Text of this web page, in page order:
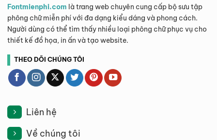
Fontmienphi.com là trang web chuyên cung cấp bộ sưu tập
phông chữ miễn phí với đa dạng kiểu dáng và phong cách.
Người dùng có thể tìm thấy nhiều loại phông chữ phục vụ cho
thiết kế đồ họa, in ấn và tạo website.
THEO DÕI CHÚNG TÔI
Liên hệ
Về chúng tôi